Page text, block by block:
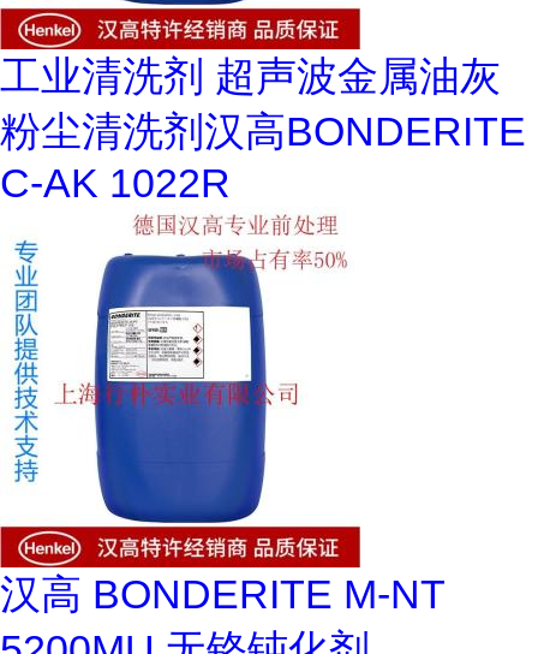
工业清洗剂 超声波金属油灰
粉尘清洗剂汉高BONDERITE
C-AK 1022R
汉高 BONDERITE M-NT